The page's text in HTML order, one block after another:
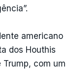
americano
dos Houthis
Trump, com um